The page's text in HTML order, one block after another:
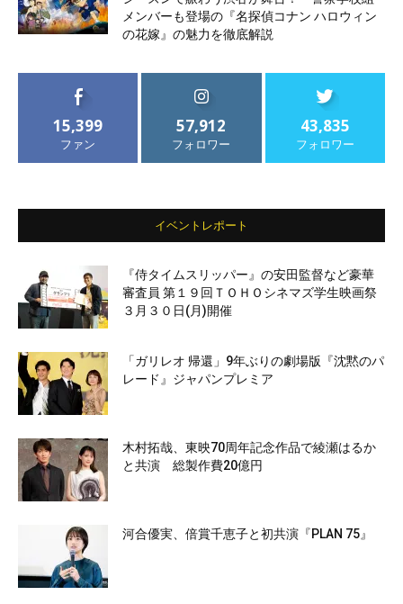
メンバーも登場の『名探偵コナン ハロウィン
の花嫁』の魅力を徹底解説
15,399
ファン
57,912
フォロワー
43,835
フォロワー
イベントレポート
『侍タイムスリッパー』の安田監督など豪華
審査員 第１９回ＴＯＨＯシネマズ学生映画祭
３月３０日(月)開催
「ガリレオ 帰還」9年ぶりの劇場版『沈黙のパ
レード』ジャパンプレミア
木村拓哉、東映70周年記念作品で綾瀬はるか
と共演 総製作費20億円
河合優実、倍賞千恵子と初共演『PLAN 75』